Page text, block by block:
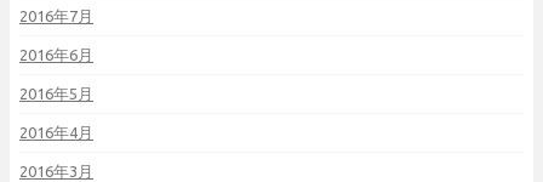
2016年7月
2016年6月
2016年5月
2016年4月
2016年3月